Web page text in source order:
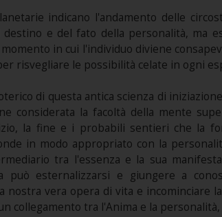
indicano l'andamento delle
destino e del fato della personalità, ma
in cui l'individuo diviene
risvegliare le possibilità celate in ogni
di questa antica scienza di
considerata la facoltà della mente
la fine e i probabili sentieri che la
in modo appropriato con la
tra l'essenza e la sua
può esternalizzarsi e giungere a
nostra vera opera di vita e incominciare
collegamento tra l'Anima e la